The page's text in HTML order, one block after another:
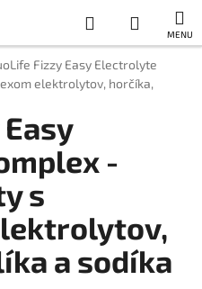
Hľadať
KOŠÍK
Fizzy Easy Electrolyte
elektrolytov, horčíka,
-
s
a sodíka